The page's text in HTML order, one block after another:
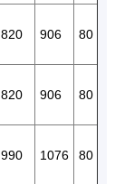
820 906 80
820 906 80
990 1076 80